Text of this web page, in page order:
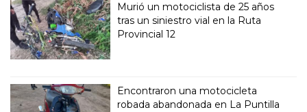
Murió un motociclista de 25 años
tras un siniestro vial en la Ruta
Provincial 12
Encontraron una motocicleta
robada abandonada en La Puntilla